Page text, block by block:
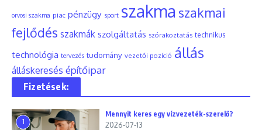
orvosi szakma piac pénzügy sport szakma szakmai
fejlődés szakmák szolgáltatás szórakoztatás technikus
technológia tervezés tudomány vezetői pozíció állás
álláskeresés építőipar
Fizetések:
1
Mennyit keres egy vízvezeték-szerelő?
2026-07-13